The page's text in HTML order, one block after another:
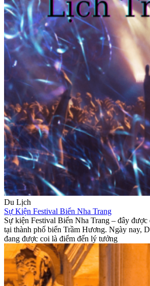
Du Lịch
Sự Kiện Festival Biển Nha Trang
Sự kiện Festival Biển Nha Trang – đây
tại thành phố biển Trầm Hương. Ngày nay,
đang được coi là điểm đến lý tưởng